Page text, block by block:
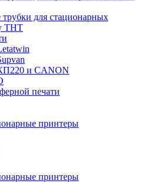
для стационарных
THT
и CANON
печати
принтеры
принтеры